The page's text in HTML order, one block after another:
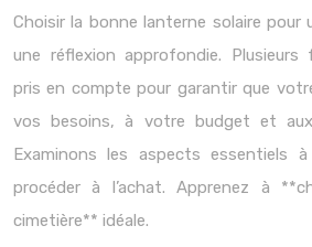
Choisir la bonne lanterne solaire pour
une réflexion approfondie.
pris en compte pour garantir que
vos besoins, à votre budget et
Examinons les aspects essentiels
procéder à l’achat. Apprenez à
cimetière** idéale.